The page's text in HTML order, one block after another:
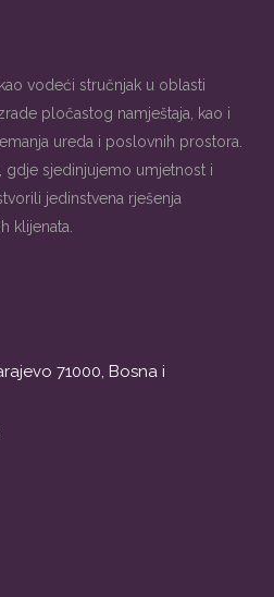
vodeći stručnjak u oblasti
pločastog namještaja, kao i
ureda i poslovnih prostora.
gdje sjedinjujemo umjetnost i
jedinstvena rješenja
klijenata.
71000, Bosna i